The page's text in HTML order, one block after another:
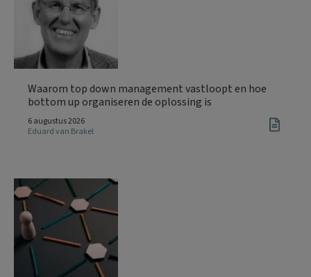
Waarom top down management vastloopt en hoe
bottom up organiseren de oplossing is
6 augustus 2026
Eduard van Brakel